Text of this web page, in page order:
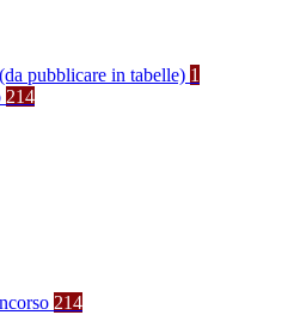
pubblicare in tabelle) 1
214
214